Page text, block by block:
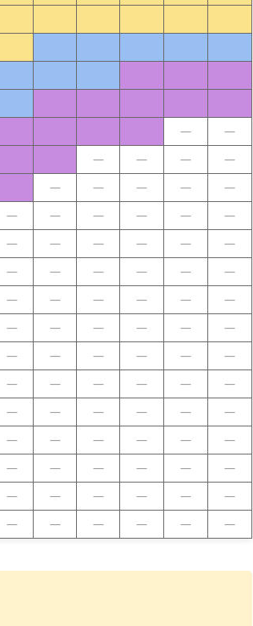
— —
— — — —
— — — — —
— — — — — —
— — — — — —
— — — — — —
— — — — — —
— — — — — —
— — — — — —
— — — — — —
— — — — — —
— — — — — —
— — — — — —
— — — — — —
— — — — — —